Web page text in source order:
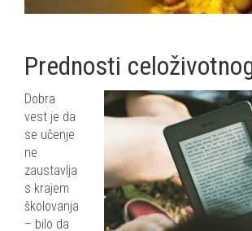
Prednosti
Dobra
vest je da
se učenje
ne
zaustavlja
s krajem
školovanja
– bilo da